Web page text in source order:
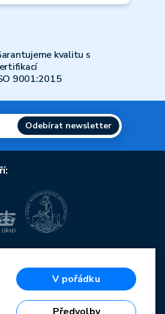
kvalitu s
9001:2015
Odebírat newsletter
pro konkurenceschopnost
regionální rozvoj
V pořádku